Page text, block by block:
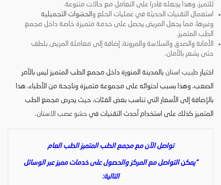
للتميز، وهذا يجعله قادرا على التعامل مع حالات متنوعة.
استعمال التقنيات الحديثة في عمليات الخلع و الحشوات التجميلية
وغيرها، مما يجعل المريض يحصل على خدمة متميزة خاصة داخل مجمع
الطب المتميز.
الأمانة والصدق والسلاسة والمرونة، إضافة إلى معاملة المريض بلطف
حتى يشعر بالأمان.
اختيار طبيب اسنان بالمدينة المنورة داخل مجمع الطب المتميز ليس بالأمر
الصعب، وهذا بسبب احتوائه على مجموعة متميزة وناجحة من الأطباء، هذا
بالإضافة إلى الأسعار التي تناسب بعض الفئات، حيث يحرص مجمع الطب
المتميز كذلك على استخدام أحدث التقنيات في حشو عصب الاسنان.
تواصل الآن مع مجمع الطب المتميز الطب العام
“يمكن التواصل مع المركز والحصول على خدمات مميز عبر الوسائل
التالية: